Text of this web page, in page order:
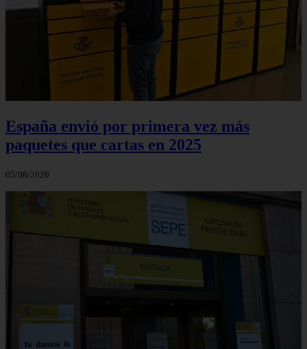
España envió por primera vez más
paquetes que cartas en 2025
05/08/2026